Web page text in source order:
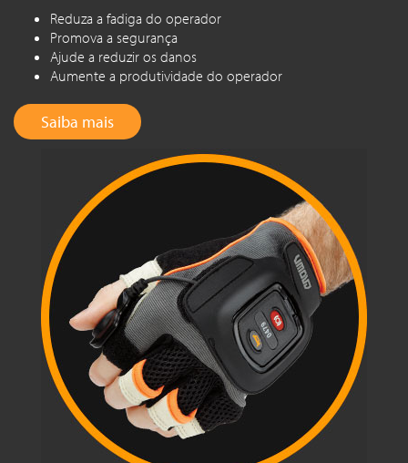
Reduza a fadiga do operador
Promova a segurança
Ajude a reduzir os danos
Aumente a produtividade do operador
Saiba mais